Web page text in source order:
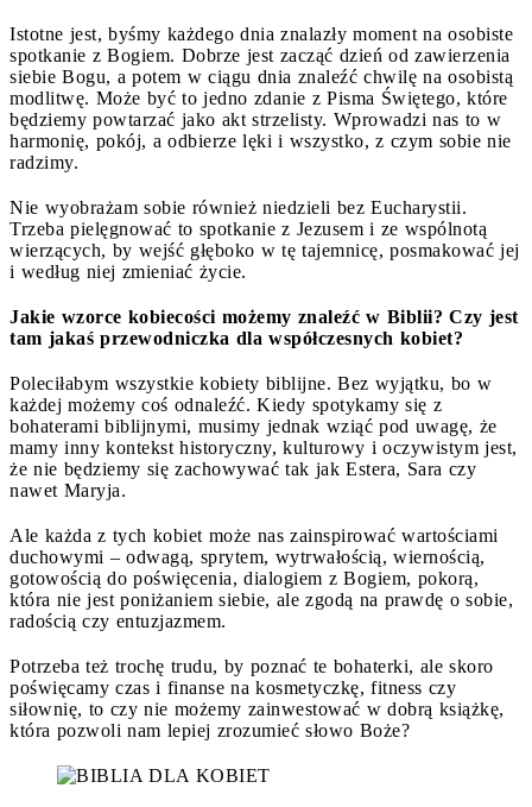
Istotne jest, byśmy każdego dnia znalazły moment na osobiste
spotkanie z Bogiem. Dobrze jest zacząć dzień od zawierzenia
siebie Bogu, a potem w ciągu dnia znaleźć chwilę na osobistą
modlitwę. Może być to jedno zdanie z Pisma Świętego, które
będziemy powtarzać jako akt strzelisty. Wprowadzi nas to w
harmonię, pokój, a odbierze lęki i wszystko, z czym sobie nie
radzimy.
Nie wyobrażam sobie również niedzieli bez Eucharystii.
Trzeba pielęgnować to spotkanie z Jezusem i ze wspólnotą
wierzących, by wejść głęboko w tę tajemnicę, posmakować jej
i według niej zmieniać życie.
Jakie wzorce kobiecości możemy znaleźć w Biblii? Czy jest
tam jakaś przewodniczka dla współczesnych kobiet?
Poleciłabym wszystkie kobiety biblijne. Bez wyjątku, bo w
każdej możemy coś odnaleźć. Kiedy spotykamy się z
bohaterami biblijnymi, musimy jednak wziąć pod uwagę, że
mamy inny kontekst historyczny, kulturowy i oczywistym jest,
że nie będziemy się zachowywać tak jak Estera, Sara czy
nawet Maryja.
Ale każda z tych kobiet może nas zainspirować wartościami
duchowymi – odwagą, sprytem, wytrwałością, wiernością,
gotowością do poświęcenia, dialogiem z Bogiem, pokorą,
która nie jest poniżaniem siebie, ale zgodą na prawdę o sobie,
radością czy entuzjazmem.
Potrzeba też trochę trudu, by poznać te bohaterki, ale skoro
poświęcamy czas i finanse na kosmetyczkę, fitness czy
siłownię, to czy nie możemy zainwestować w dobrą książkę,
która pozwoli nam lepiej zrozumieć słowo Boże?